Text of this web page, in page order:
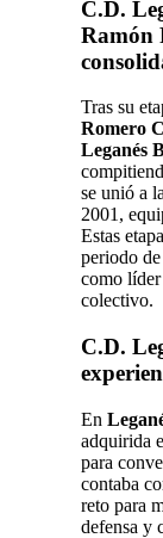
C.D.
Ramón
Tras su
Romero
Leganés
se unió a
2001,
Estas
periodo
como
colectivo.
C.D.
En
adquirida
para
contaba
reto para
defensa y